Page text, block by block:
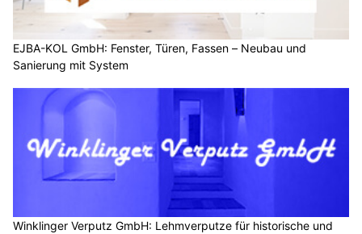
EJBA-KOL GmbH: Fenster, Türen, Fassen – Neubau und
Sanierung mit System
Winklinger Verputz GmbH: Lehmverputze für historische und